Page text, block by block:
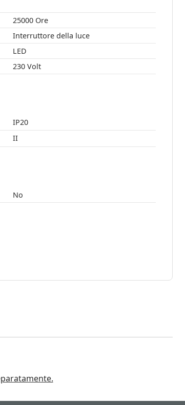
25000 Ore
Interruttore della luce
LED
230 Volt
IP20
II
No